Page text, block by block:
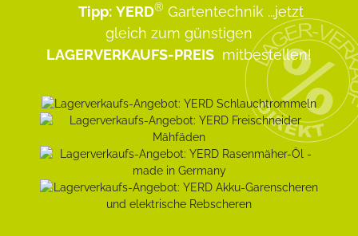
Tipp: YERD® Gartentechnik ...jetzt
gleich zum günstigen
LAGERVERKAUFS-PREIS mitbestellen!